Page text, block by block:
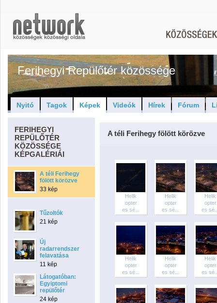
Ferihegyi Repülőtér közössége
Nyitó Tagok Képek Videók Hírek Fórum
FERIHEGYI
REPÜLŐTÉR
KÖZÖSSÉGE
KÉPGALÉRIÁI
A téli Ferihegy
fölött körözve
33 kép
Tűzoltók
21 kép
Új
radarrendszer
felavatása
11 kép
Látogatóban:
Egyiptomi
repülőtér
24 kép
A téli Ferihegy fölött körözve
Helik
opter
es sé...
Helik
opter
es sé...
Helik
opter
es
Helik
opter
es sé...
Helik
opter
es sé...
Helik
opter
es